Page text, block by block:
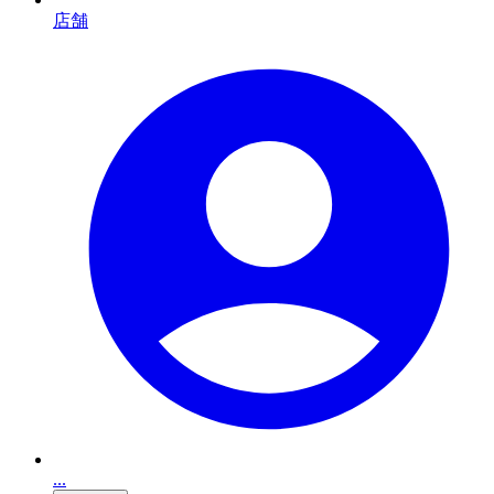
店舗
...